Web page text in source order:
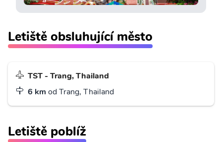
Letiště obsluhující město
TST - Trang, Thailand
6 km od Trang, Thailand
Letiště poblíž